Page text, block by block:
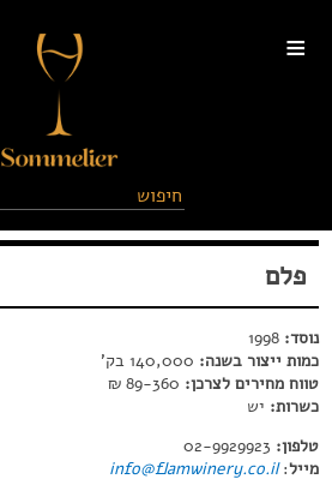
≡
פלם
נוסד: 1998
כמות ייצור בשנה:
טווח מחירים לצרכן:
כשרות: יש
טלפון: 02-9929923
מייל:
info@flamwinery.co.il